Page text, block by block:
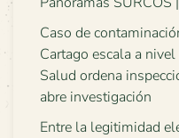
Caso de
Cartago escala a
Salud ordena
abre investigación
Entre la legitimidad